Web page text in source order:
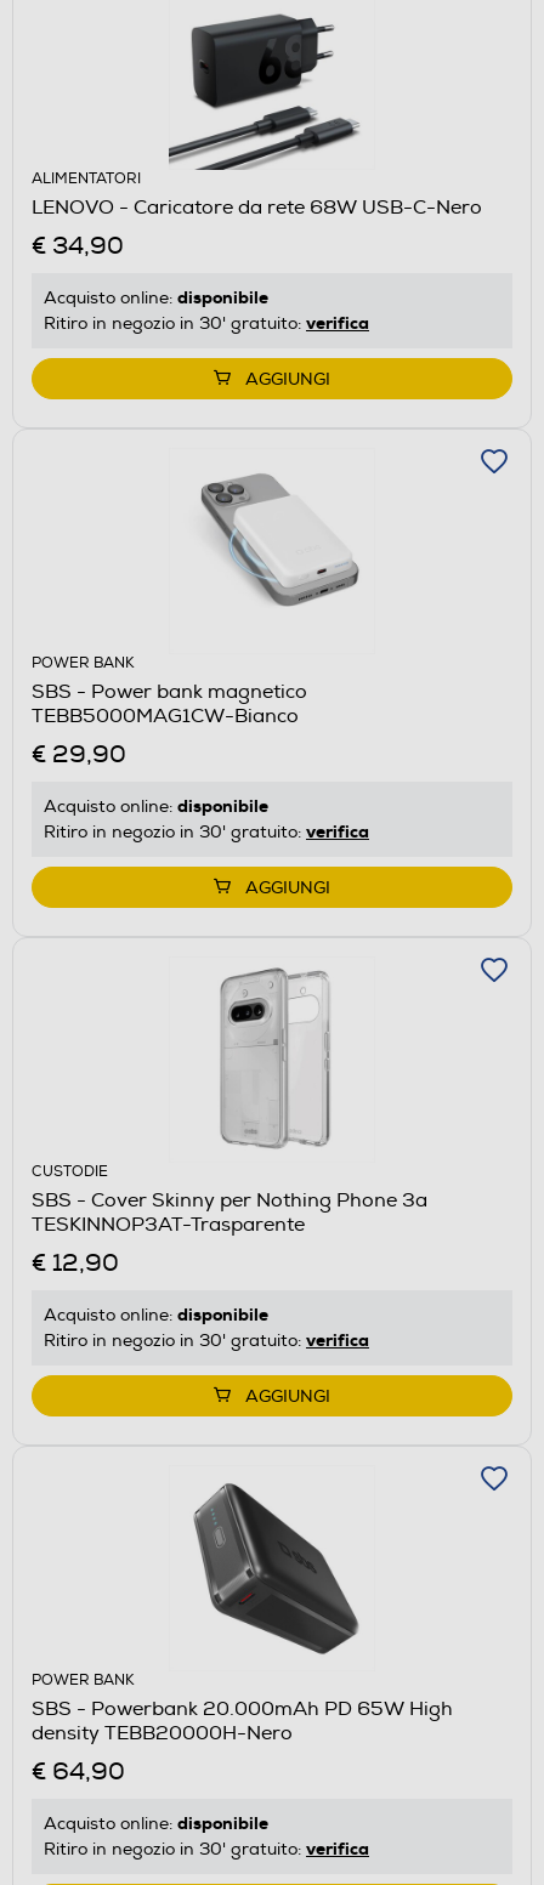
ALIMENTATORI
LENOVO - Caricatore da rete 68W USB-C-Nero
€ 34,90
Acquisto online: disponibile
Ritiro in negozio in 30' gratuito: verifica
AGGIUNGI
POWER BANK
SBS - Power bank magnetico
TEBB5000MAG1CW-Bianco
€ 29,90
Acquisto online: disponibile
Ritiro in negozio in 30' gratuito: verifica
AGGIUNGI
CUSTODIE
SBS - Cover Skinny per Nothing Phone 3a
TESKINNOP3AT-Trasparente
€ 12,90
Acquisto online: disponibile
Ritiro in negozio in 30' gratuito: verifica
AGGIUNGI
POWER BANK
SBS - Powerbank 20.000mAh PD 65W High
density TEBB20000H-Nero
€ 64,90
Acquisto online: disponibile
Ritiro in negozio in 30' gratuito: verifica